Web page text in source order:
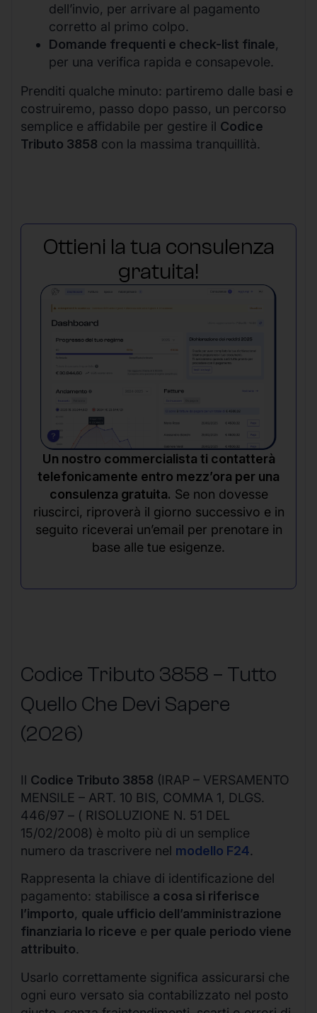
dell’invio, per arrivare al pagamento
corretto al primo colpo.
Domande frequenti e check-list finale,
per una verifica rapida e consapevole.
Prenditi qualche minuto: partiremo dalle basi e
costruiremo, passo dopo passo, un percorso
semplice e affidabile per gestire il Codice
Tributo 3858 con la massima tranquillità.
Ottieni la tua consulenza
gratuita!
Un nostro commercialista ti contatterà
telefonicamente entro mezz’ora per una
consulenza gratuita. Se non dovesse
riuscirci, riproverà il giorno successivo e in
seguito riceverai un’email per prenotare in
base alle tue esigenze.
Codice Tributo 3858 – Tutto
Quello Che Devi Sapere
(2026)
Il Codice Tributo 3858 (IRAP – VERSAMENTO
MENSILE – ART. 10 BIS, COMMA 1, DLGS.
446/97 – ( RISOLUZIONE N. 51 DEL
15/02/2008) è molto più di un semplice
numero da trascrivere nel modello F24.
Rappresenta la chiave di identificazione del
pagamento: stabilisce a cosa si riferisce
l’importo, quale ufficio dell’amministrazione
finanziaria lo riceve e per quale periodo viene
attribuito.
Usarlo correttamente significa assicurarsi che
ogni euro versato sia contabilizzato nel posto